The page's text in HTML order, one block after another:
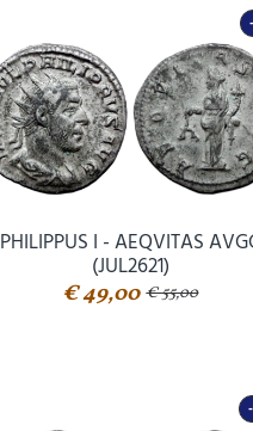
PHILIPPUS I - AEQVITAS
(JUL2621)
€ 49,00 € 55,00